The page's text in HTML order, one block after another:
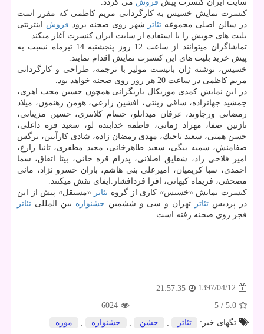
سایت ایران كنسرت پیش فروش می گردد.
كنسرت نمایش خسیس به كارگردانی مریم كاظمی كه مقرر است
در سالن اصلی مجموعه تئاتر شهر روی صحنه برود فروش اینترنتی
بلیت های خویش را با استفاده از سایت ایران كنسرت آغاز میكند.
تماشاگران میتوانند از ساعت 12 روز پنجشنبه 14 تیرماه نسبت به
پیش خرید بلیت های این كنسرت نمایش اقدام نمایند.
خسیس، نوشته ژان باتیست مولیر با ترجمه، طراحی و كارگردانی
مریم كاظمی در ساعت 20 هر روز روی صحنه خواهد بود.
در این نمایش كمدی موزیكال بازیگرانی همچون حسین محب اهری،
جمشید جهانزاده، ساقی زینتی، افشین زارعی، هومن رهنمون، میلاد
رمضانی ورجاوند، عرفان میدانلو، حسام كلانتری، حسین مزینانی،
نازنین صفا، مهراد زمانی، فاطمه خدابنده لو، سعید قره داغلی،
حسن همتی، سعید تاجیك، مهدی رمضان زاده، شادی كارآیین، نرگس
صفامنش، سمیه بیگی، سعید طاهرخانی، مجید مظفری، تانیا زارع،
امیر فلاحی راد، شقایق اصلانی، پدرام قره خانی، بیتا اتفاق، سما
احمدی، سبا كریمیان، امیرعلی بنی هاشم، باران خسرو نژاد، مانی
مصحفی، فریماه كیهانی، افرا فردافشار.ایفای نقش میكنند.
كنسرت نمایش «خسیس» كاری از گروه تئاتر «مستقل» پیش از این
در پردیس تئاتر تهران و سی و ششمین جشنواره بین المللی تئاتر
فجر روی صحنه رفته است.
1397/04/12
21:57:35
5.0
/ 5
6024
تگهای خبر:
تئاتر جشن جشنواره موزه